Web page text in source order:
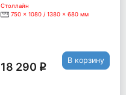
1080/1380*680*750
[Белый]
Столлайн
750 x 1080 / 1380 x 680 мм
18 290 q
В корзину